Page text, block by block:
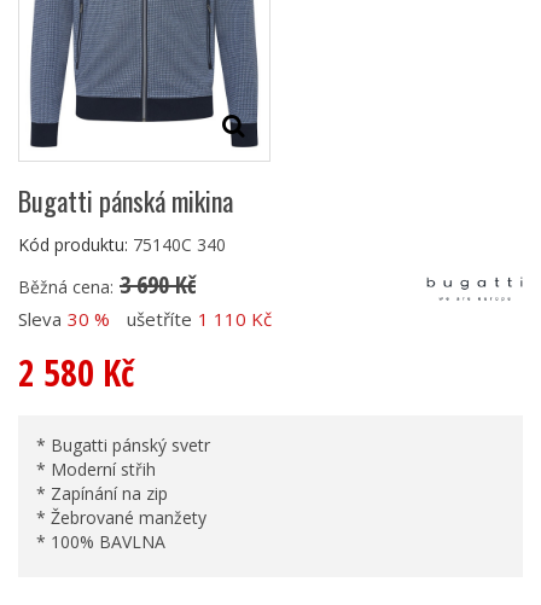
Bugatti pánská mikina
Kód produktu: 75140C 340
Běžná cena: 3 690 Kč
Sleva 30 % ušetříte 1 110 Kč
2 580 Kč
* Bugatti pánský svetr
* Moderní střih
* Zapínání na zip
* Žebrované manžety
* 100% BAVLNA